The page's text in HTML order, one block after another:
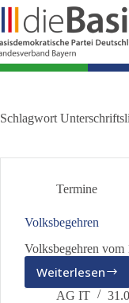
Zum
Inhalt
springen
Schlagwort
Termine
Volksbegehren
Volksbegehren vom
Weiterlesen
AG IT